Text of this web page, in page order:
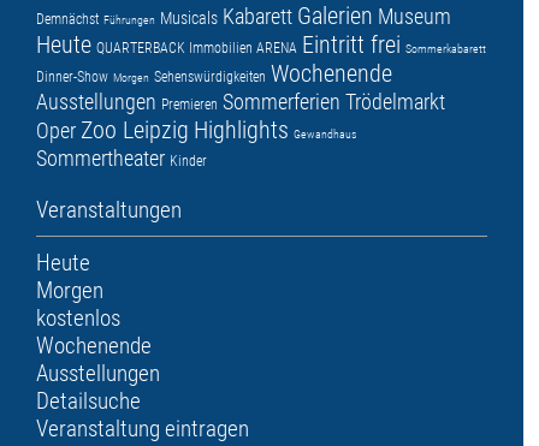
Demnächst Führungen Musicals Kabarett Galerien Museum
Heute QUARTERBACK Immobilien ARENA Eintritt frei Sommerkabarett
Dinner-Show Morgen Sehenswürdigkeiten Wochenende
Ausstellungen Premieren Sommerferien Trödelmarkt
Oper Zoo Leipzig Highlights Gewandhaus
Sommertheater Kinder
Veranstaltungen
Heute
Morgen
kostenlos
Wochenende
Ausstellungen
Detailsuche
Veranstaltung eintragen